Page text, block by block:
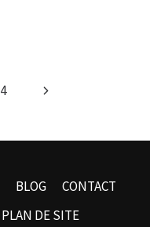
4
Page
BLOG
CONTACT
PLAN DE SITE